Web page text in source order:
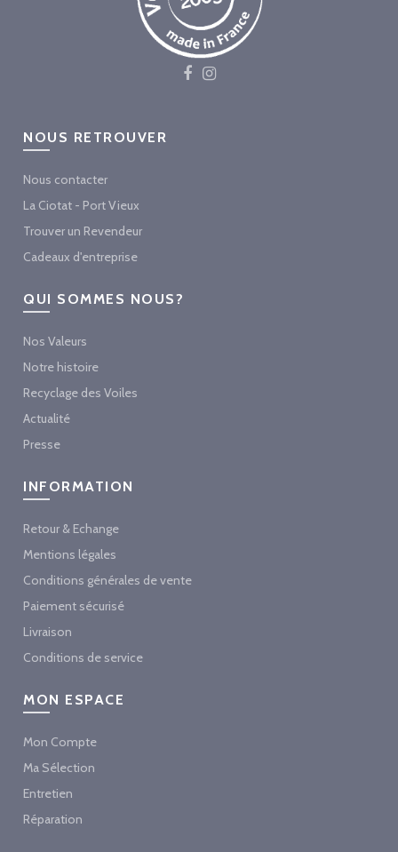
NOUS RETROUVER
Nous contacter
La Ciotat - Port Vieux
Trouver un Revendeur
Cadeaux d'entreprise
QUI SOMMES NOUS?
Nos Valeurs
Notre histoire
Recyclage des Voiles
Actualité
Presse
INFORMATION
Retour & Echange
Mentions légales
Conditions générales de vente
Paiement sécurisé
Livraison
Conditions de service
MON ESPACE
Mon Compte
Ma Sélection
Entretien
Réparation